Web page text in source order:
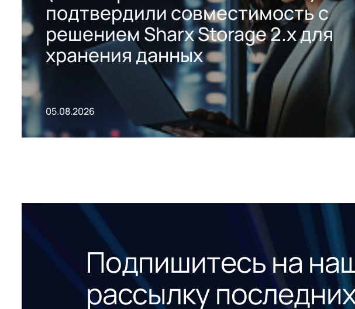
подтвердили совместимость с
решением Sharx Storage 2.x для
хранения данных
05.08.2026
Подпишитесь на
рассылку